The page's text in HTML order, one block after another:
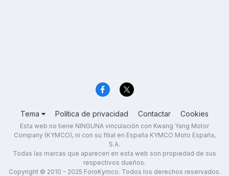
Tema Política de privacidad Contactar Cookies
Esta web no tiene NINGUNA vinculación con Kwang Yang Motor
Company (KYMCO), ni con su filial en España KYMCO Moto España,
S.A.
Todas las marcas que aparecen en esta web son propiedad de sus
respectivos dueños.
Copyright © 2010 - 2025 ForoKymco. Todos los derechos reservados.